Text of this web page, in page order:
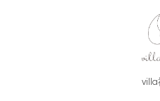
villa